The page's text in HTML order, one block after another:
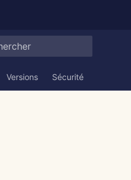
Versions Sécurité